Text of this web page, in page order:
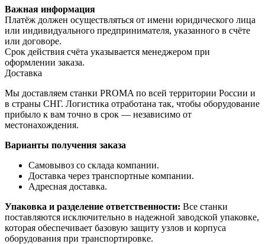
Важная информация
Платёж должен осуществляться от имени юридического лица
или индивидуального предпринимателя, указанного в счёте
или договоре.
Срок действия счёта указывается менеджером при
оформлении заказа.
Доставка
Мы доставляем станки PROMA по всей территории России и
в страны СНГ. Логистика отработана так, чтобы оборудование
прибыло к вам точно в срок — независимо от
местонахождения.
Варианты получения заказа
Самовывоз со склада компании.
Доставка через транспортные компании.
Адресная доставка.
Упаковка и разделение ответственности: Все станки
поставляются исключительно в надежной заводской упаковке,
которая обеспечивает базовую защиту узлов и корпуса
оборудования при транспортировке.